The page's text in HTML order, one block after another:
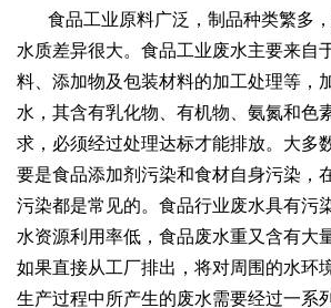
食品工业原料广泛，制品种类繁多，
水质差异很大。食品工业废水主要来自
料、添加物及包装材料的加工处理等 ，
水，其含有乳化物、有机物、氨氮和色
求，必须经过处理达标才能排放。大多
要是食品添加剂 污染和食材自身污染，
污染都是常见的。食品行业废水具有污
水资源利用率低，食品废水重又含有大
如果直接从工厂排出，将对周围的水环
生产过程中所产生的废水需要经过一系